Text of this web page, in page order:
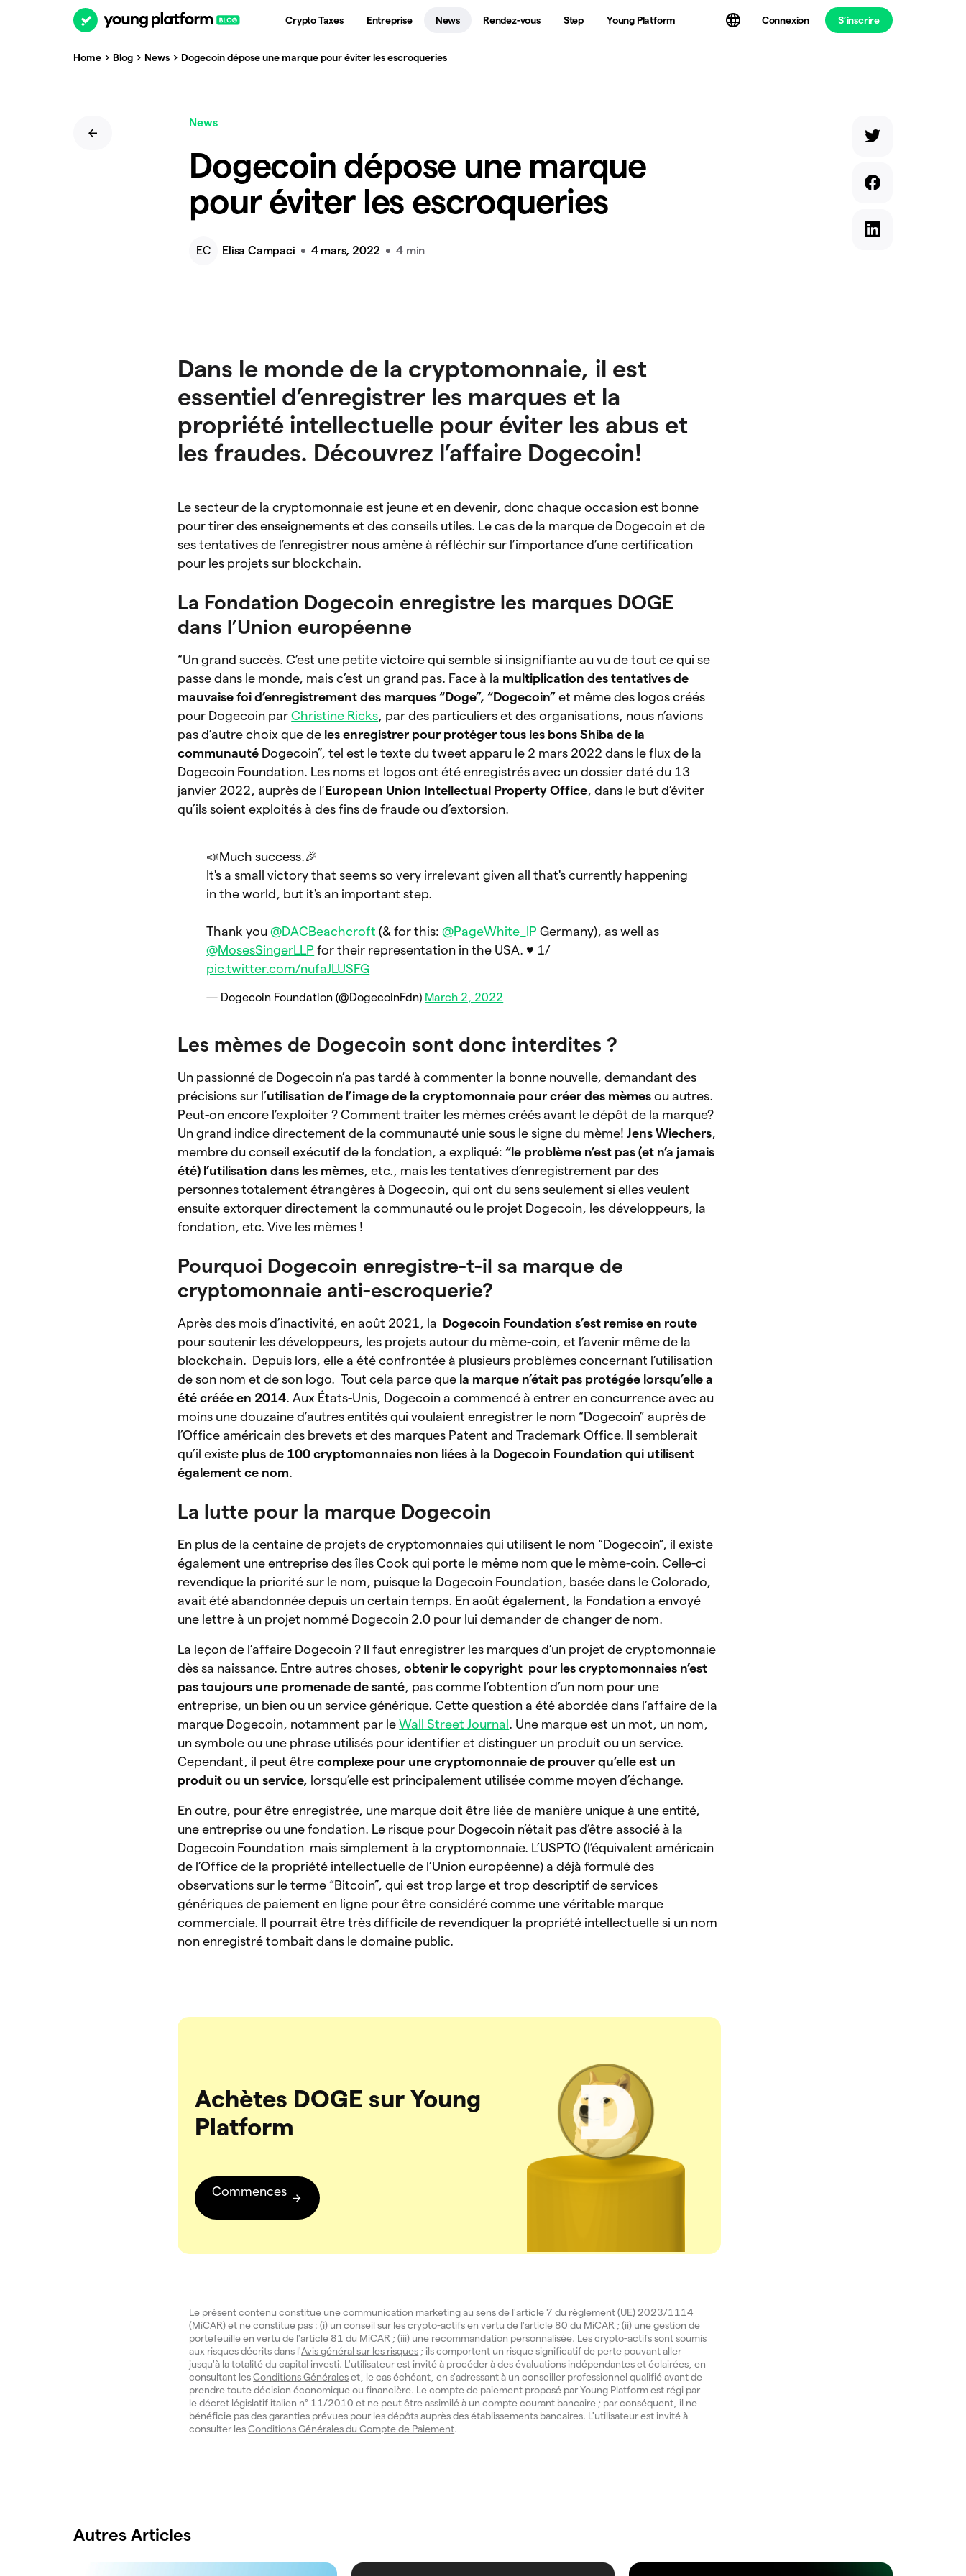
Crypto Taxes Entreprise News Rendez-vous Step Young Platform Connexion S’inscrire
Home Blog News Dogecoin dépose une marque pour éviter les escroqueries
News
Dogecoin dépose une marque
pour éviter les escroqueries
EC Elisa Campaci 4 mars, 2022 4 min
Dans le monde de la cryptomonnaie, il est
essentiel d’enregistrer les marques et la
propriété intellectuelle pour éviter les abus et
les fraudes. Découvrez l’affaire Dogecoin!
Le secteur de la cryptomonnaie est jeune et en devenir, donc chaque occasion est bonne
pour tirer des enseignements et des conseils utiles. Le cas de la marque de Dogecoin et de
ses tentatives de l’enregistrer nous amène à réfléchir sur l’importance d’une certification
pour les projets sur blockchain.
La Fondation Dogecoin enregistre les marques DOGE
dans l’Union européenne
“Un grand succès. C’est une petite victoire qui semble si insignifiante au vu de tout ce qui se
passe dans le monde, mais c’est un grand pas. Face à la multiplication des tentatives de
mauvaise foi d’enregistrement des marques “Doge”, “Dogecoin”et même des logos créés
pour Dogecoin parChristine Ricks, par des particuliers et des organisations, nous n’avions
pas d’autre choix que de les enregistrer pour protéger tous les bons Shiba de la
communauté Dogecoin”, tel est le texte du tweet apparu le 2 mars 2022 dans le flux de la
Dogecoin Foundation. Les noms et logos ont été enregistrés avec un dossier daté du 13
janvier 2022, auprès de l’European Union Intellectual Property Office, dans le but d’éviter
qu’ils soient exploités à des fins de fraude ou d’extorsion.
📣Much success.🎉
It's a small victory that seems so very irrelevant given all that's currently happening
in the world, but it's an important step.
Thank you@DACBeachcroft (& for this:@PageWhite_IP Germany), as well as
@MosesSingerLLP for their representation in the USA. ♥️ 1/
pic.twitter.com/nufaJLUSFG
— Dogecoin Foundation (@DogecoinFdn) March 2, 2022
Les mèmes de Dogecoin sont donc interdites ?
Un passionné de Dogecoin n’a pas tardé à commenter la bonne nouvelle, demandant des
précisions sur l’utilisation de l’image de la cryptomonnaie pour créer des mèmesou autres.
Peut-on encore l’exploiter ? Comment traiter les mèmes créés avant le dépôt de la marque?
Un grand indice directement de la communauté unie sous le signe du mème!Jens Wiechers,
membre du conseil exécutif de la fondation, a expliqué:“le problème n’est pas (et n’a jamais
été) l’utilisation dans les mèmes, etc., mais les tentatives d’enregistrement par des
personnes totalement étrangères à Dogecoin, qui ont du sens seulement si elles veulent
ensuite extorquer directement la communauté ou le projet Dogecoin, les développeurs, la
fondation, etc. Vive les mèmes !
Pourquoi Dogecoin enregistre-t-il sa marque de
cryptomonnaie anti-escroquerie?
Après des mois d’inactivité, en août 2021, la Dogecoin Foundation s’est remise en route
pour soutenir les développeurs, les projets autour du mème-coin, et l’avenir même de la
blockchain. Depuis lors, elle a été confrontée à plusieurs problèmes concernant l’utilisation
de son nom et de son logo. Tout cela parce que la marque n’était pas protégée lorsqu’elle a
été créée en 2014. Aux États-Unis, Dogecoin a commencé à entrer en concurrence avec au
moins une douzaine d’autres entités qui voulaient enregistrer le nom “Dogecoin” auprès de
l’Office américain des brevets et des marques Patent and Trademark Office. Il semblerait
qu’il existe plus de 100 cryptomonnaies non liées à la Dogecoin Foundation qui utilisent
également ce nom.
La lutte pour la marque Dogecoin
En plus de la centaine de projets de cryptomonnaies qui utilisent le nom “Dogecoin”, il existe
également une entreprise des îles Cook qui porte le même nom que le mème-coin. Celle-ci
revendique la priorité sur le nom, puisque la Dogecoin Foundation, basée dans le Colorado,
avait été abandonnée depuis un certain temps. En août également, la Fondation a envoyé
une lettre à un projet nommé Dogecoin 2.0 pour lui demander de changer de nom.
La leçon de l’affaire Dogecoin ? Il faut enregistrer les marques d’un projet de cryptomonnaie
dès sa naissance. Entre autres choses,obtenir le copyright pour les cryptomonnaies n’est
pas toujours une promenade de santé, pas comme l’obtention d’un nom pour une
entreprise, un bien ou un service générique. Cette question a été abordée dans l’affaire de la
marque Dogecoin, notamment par leWall Street Journal . Une marque est un mot, un nom,
un symbole ou une phrase utilisés pour identifier et distinguer un produit ou un service.
Cependant, il peut être complexe pour une cryptomonnaie de prouver qu’elle est un
produit ou un service, lorsqu’elle est principalement utilisée comme moyen d’échange.
En outre, pour être enregistrée, une marque doit être liée de manière unique à une entité,
une entreprise ou une fondation. Le risque pour Dogecoin n’était pas d’être associé à la
Dogecoin Foundation mais simplement à la cryptomonnaie. L’USPTO (l’équivalent américain
de l’Office de la propriété intellectuelle de l’Union européenne) a déjà formulé des
observations sur le terme “Bitcoin”, qui est trop large et trop descriptif de services
génériques de paiement en ligne pour être considéré comme une véritable marque
commerciale. Il pourrait être très difficile de revendiquer la propriété intellectuelle si un nom
non enregistré tombait dans le domaine public.
Achètes DOGE sur Young
Platform
Commences
Le présent contenu constitue une communication marketing au sens de l'article 7 du règlement (UE) 2023/1114
(MiCAR) et ne constitue pas : (i) un conseil sur les crypto-actifs en vertu de l'article 80 du MiCAR ; (ii) une gestion de
portefeuille en vertu de l'article 81 du MiCAR ; (iii) une recommandation personnalisée. Les crypto-actifs sont soumis
aux risques décrits dans l'Avis général sur les risques ; ils comportent un risque significatif de perte pouvant aller
jusqu'à la totalité du capital investi. L'utilisateur est invité à procéder à des évaluations indépendantes et éclairées, en
consultant lesConditions Généraleset, le cas échéant, en s'adressant à un conseiller professionnel qualifié avant de
prendre toute décision économique ou financière. Le compte de paiement proposé par Young Platform est régi par
le décret législatif italien n° 11/2010 et ne peut être assimilé à un compte courant bancaire ; par conséquent, il ne
bénéficie pas des garanties prévues pour les dépôts auprès des établissements bancaires. L'utilisateur est invité à
consulter lesConditions Générales du Compte de Paiement.
Autres Articles